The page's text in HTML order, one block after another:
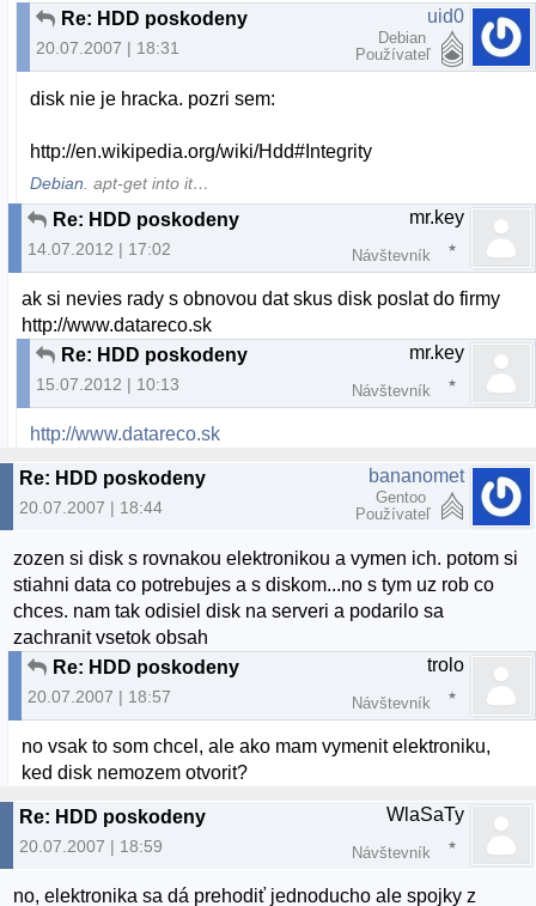
Re: HDD poskodeny
20.07.2007 | 18:31
uid0
Debian
Používateľ
disk nie je hracka. pozri sem:
http://en.wikipedia.org/wiki/Hdd#Integrity
Debian. apt-get into it…
Re: HDD poskodeny
14.07.2012 | 17:02
mr.key
Návštevník
ak si nevies rady s obnovou dat skus disk poslat do firmy
http://www.datareco.sk
Re: HDD poskodeny
15.07.2012 | 10:13
mr.key
Návštevník
http://www.datareco.sk
Re: HDD poskodeny
20.07.2007 | 18:44
bananomet
Gentoo
Používateľ
zozen si disk s rovnakou elektronikou a vymen ich. potom si
stiahni data co potrebujes a s diskom...no s tym uz rob co
chces. nam tak odisiel disk na serveri a podarilo sa
zachranit vsetok obsah
Re: HDD poskodeny
20.07.2007 | 18:57
trolo
Návštevník
no vsak to som chcel, ale ako mam vymenit elektroniku,
ked disk nemozem otvorit?
Re: HDD poskodeny
20.07.2007 | 18:59
WlaSaTy
Návštevník
no, elektronika sa dá prehodiť jednoducho ale spojky z